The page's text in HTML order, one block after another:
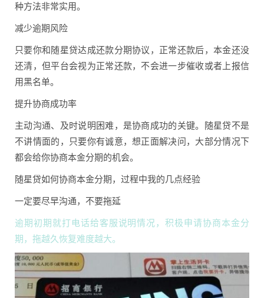
种方法非常实用。
减少逾期风险
只要你和随星贷达成还款分期协议，正常还款后，本金还没
还清，但平台会视为正常还款，不会进一步催收或者上报信
用黑名单。
提升协商成功率
主动沟通、及时说明困难，是协商成功的关键。随星贷不是
不讲情面的，只要你有诚意，想正面解决问，大部分情况下
都会给你协商本金分期的机会。
随星贷如何协商本金分期，过程中我的几点经验
一定要尽早沟通，不要拖延
逾期初期就打电话给客服说明情况，积极申请协商本金分
期，拖越久恢复难度越大。